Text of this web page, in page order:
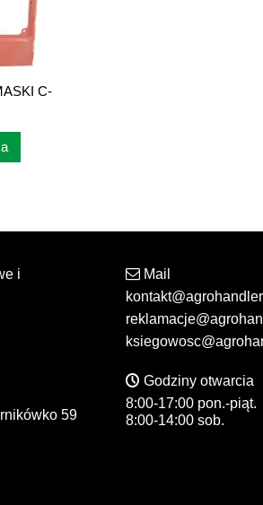
C-
i
59
Mail
Godziny otwarcia
8:00-17:00 pon.-piąt.
8:00-14:00 sob.